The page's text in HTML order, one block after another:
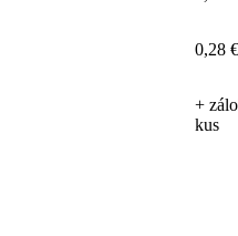
0,28
+
kus